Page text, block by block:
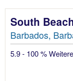
South
Barbados,
5.9 - 100 %